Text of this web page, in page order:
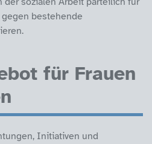
bestehende
für Frauen
Initiativen und